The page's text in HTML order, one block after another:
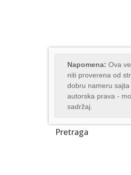
Napomena: Ova
niti proverena od
dobru nameru sajta
autorska prava -
sadržaj.
Pretraga